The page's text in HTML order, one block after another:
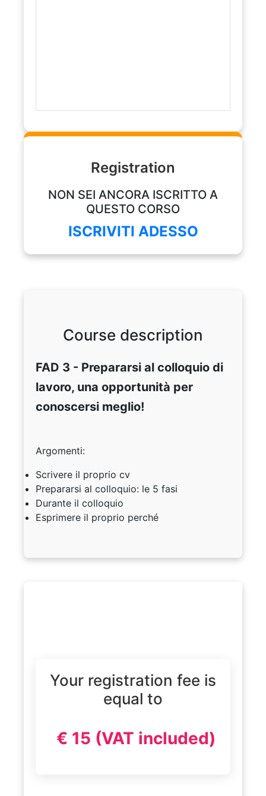
Registration
NON SEI ANCORA ISCRITTO A
QUESTO CORSO
ISCRIVITI ADESSO
Course description
FAD 3 - Prepararsi al colloquio di
lavoro, una opportunità per
conoscersi meglio!
Argomenti:
Scrivere il proprio cv
Prepararsi al colloquio: le 5 fasi
Durante il colloquio
Esprimere il proprio perché
Your registration fee is
equal to
€ 15 (VAT included)